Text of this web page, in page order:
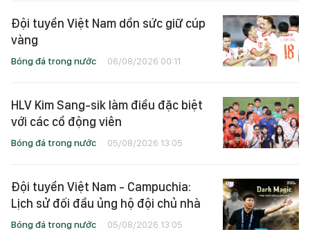
Đội tuyển Việt Nam dồn sức giữ cúp
vàng
Bóng đá trong nước 06/08/2026 00:11
HLV Kim Sang-sik làm điều đặc biệt
với các cổ động viên
Bóng đá trong nước 05/08/2026 13:05
Đội tuyển Việt Nam - Campuchia:
Lịch sử đối đầu ủng hộ đội chủ nhà
Bóng đá trong nước 05/08/2026 13:05